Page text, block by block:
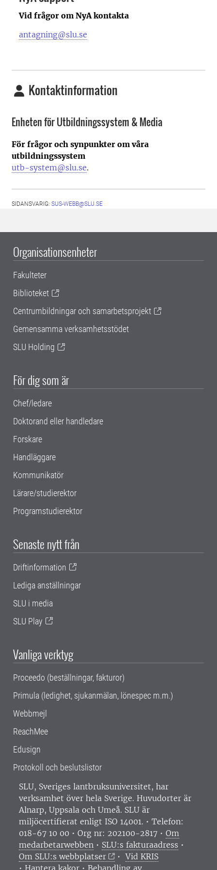
Vid frågor om NyA kontakta
antagning@slu.se
Kontaktinformation
Enheten för Utbildningssystem & Media
För frågor och synpunkter om våra
utbildningssystem
utb-system@slu.se.
SIDANSVARIG: SUS-WEBB@SLU.SE
Organisationsenheter
Fakulteter
Biblioteket
Centrumbildningar och samarbetsprojekt
Gemensamma verksamhetsstödet
SLU Holding
För dig som är
Chef/ledare
Doktorand eller handledare
Forskare
Handläggare
Kommunikatör
Lärare/studierektor
Programstudierektor
Senaste nytt från
Driftinformation
Lediga anställningar
SLU i media
SLU Play
Vanliga verktyg
Proceedo (beställningar, fakturor)
Primula (ledighet, sjukanmälan, lönespec m.m.)
Webbmejl
ReachMee
Edusign
Protokoll och beslutslistor
SLU, Sveriges lantbruksuniversitet, har
verksamhet över hela Sverige. Huvudorter är
Alnarp, Uppsala och Umeå. SLU är
miljöcertifierat enligt ISO 14001. • Telefon:
018-67 10 00 • Org nr: 202100-2817 • Om
medarbetarwebben • SLU:s fakturaadress •
Om SLU:s webbplatser
•Vid KRIS
• Hantera kakor • Behandling av